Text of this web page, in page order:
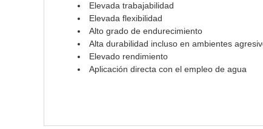
Elevada trabajabilidad
Elevada flexibilidad
Alto grado de endurecimiento
Alta durabilidad incluso en ambientes
Elevado rendimiento
Aplicación directa con el empleo de agua